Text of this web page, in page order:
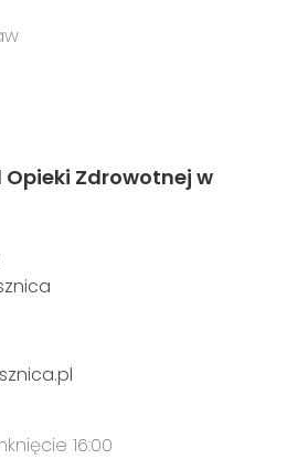
Opieki Zdrowotnej w
16:00